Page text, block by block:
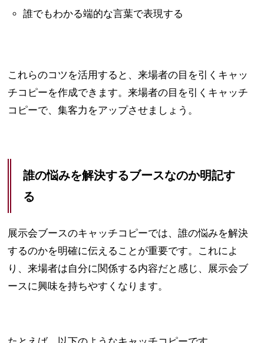
誰でもわかる端的な言葉で表現する
これらのコツを活用すると、来場者の目を引くキャッ
チコピーを作成できます。来場者の目を引くキャッチ
コピーで、集客力をアップさせましょう。
誰の悩みを解決するブースなのか明記す
る
展示会ブースのキャッチコピーでは、誰の悩みを解決
するのかを明確に伝えることが重要です。これによ
り、来場者は自分に関係する内容だと感じ、展示会ブ
ースに興味を持ちやすくなります。